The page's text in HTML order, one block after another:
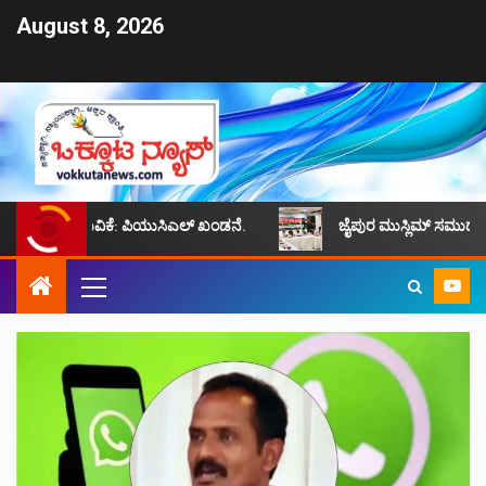
August 8, 2026
ಪಿಯುಸಿಎಲ್ ಖಂಡನೆ. ಜೈಪುರ ಮುಸ್ಲಿಮ್ ಸಮುದಾಯದ ಸಮಸ್ಯೆಗಳನ್ನು